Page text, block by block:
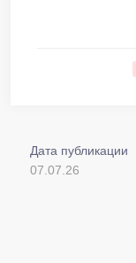
Дата публикации
07.07.26